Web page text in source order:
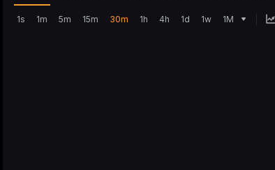
1s 1m 5m 15m 30m 1h 4h 1d 1w 1M